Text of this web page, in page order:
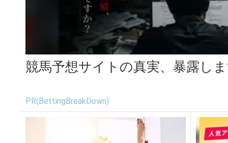
競馬予想サイトの真実、暴露し
PR(BettingBreakDown)